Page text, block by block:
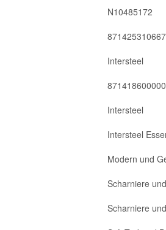
N10485172
Intersteel
Intersteel
Intersteel
Modern und
Scharniere
Scharniere